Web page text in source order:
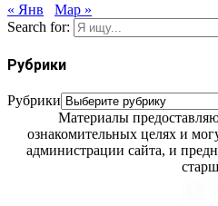
« Янв
Мар »
Search for:
Рубрики
Рубрики
Материалы
ознакомительных целях и
администрации сайта, и